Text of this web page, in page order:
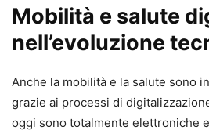
Mobilità e salute
nell’evoluzione
Anche la mobilità e la salute sono
grazie ai processi di
oggi sono totalmente elettroniche